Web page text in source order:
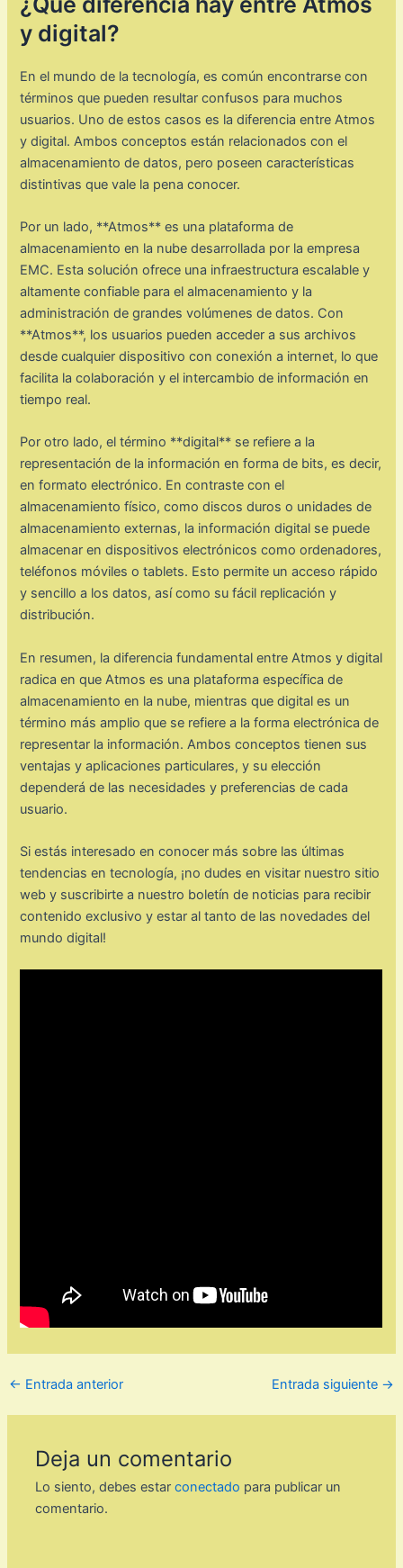
y digital?
En el mundo de la tecnología, es común encontrarse con
términos que pueden resultar confusos para muchos
usuarios. Uno de estos casos es la diferencia entre Atmos
y digital. Ambos conceptos están relacionados con el
almacenamiento de datos, pero poseen características
distintivas que vale la pena conocer.
Por un lado, **Atmos** es una plataforma de
almacenamiento en la nube desarrollada por la empresa
EMC. Esta solución ofrece una infraestructura escalable y
altamente confiable para el almacenamiento y la
administración de grandes volúmenes de datos. Con
**Atmos**, los usuarios pueden acceder a sus archivos
desde cualquier dispositivo con conexión a internet, lo que
facilita la colaboración y el intercambio de información en
tiempo real.
Por otro lado, el término **digital** se refiere a la
representación de la información en forma de bits, es decir,
en formato electrónico. En contraste con el
almacenamiento físico, como discos duros o unidades de
almacenamiento externas, la información digital se puede
almacenar en dispositivos electrónicos como ordenadores,
teléfonos móviles o tablets. Esto permite un acceso rápido
y sencillo a los datos, así como su fácil replicación y
distribución.
En resumen, la diferencia fundamental entre Atmos y digital
radica en que Atmos es una plataforma específica de
almacenamiento en la nube, mientras que digital es un
término más amplio que se refiere a la forma electrónica de
representar la información. Ambos conceptos tienen sus
ventajas y aplicaciones particulares, y su elección
dependerá de las necesidades y preferencias de cada
usuario.
Si estás interesado en conocer más sobre las últimas
tendencias en tecnología, ¡no dudes en visitar nuestro sitio
web y suscribirte a nuestro boletín de noticias para recibir
contenido exclusivo y estar al tanto de las novedades del
mundo digital!
← Entrada anterior Entrada siguiente →
Deja un comentario
Lo siento, debes estarconectado para publicar un
comentario.